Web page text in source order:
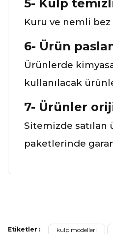
5- Kulp
Kuru ve nemli bez
6- Ürün
Ürünlerde
kullanılacak
7- Ürünler
Sitemizde satılan
paketlerinde
Ürün resmi kalitesiz,
Etiketler : kulp modelleri